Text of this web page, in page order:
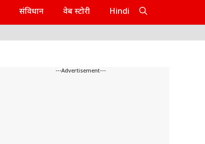
संविधान वेब स्टोरी Hindi
---Advertisement---